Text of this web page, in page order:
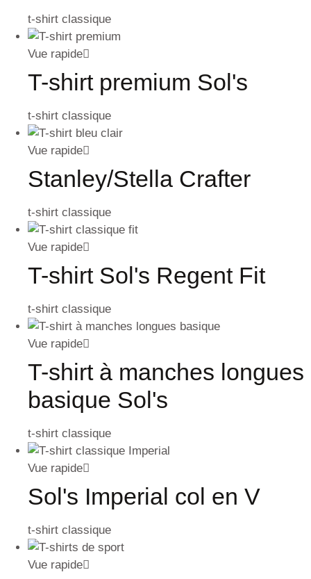
t-shirt classique
Vue rapide
T-shirt premium Sol's
t-shirt classique
Vue rapide
Stanley/Stella Crafter
t-shirt classique
Vue rapide
T-shirt Sol's Regent Fit
t-shirt classique
Vue rapide
T-shirt à manches longues
basique Sol's
t-shirt classique
Vue rapide
Sol's Imperial col en V
t-shirt classique
Vue rapide